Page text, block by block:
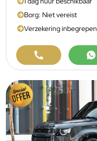
Borg: Niet vereist
Verzekering inbegrepen